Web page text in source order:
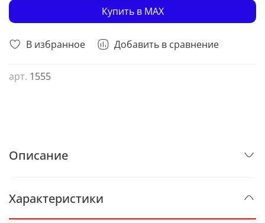
В избранное Добавить в сравнение
арт. 1555
Купить в MAX
Описание
Характеристики